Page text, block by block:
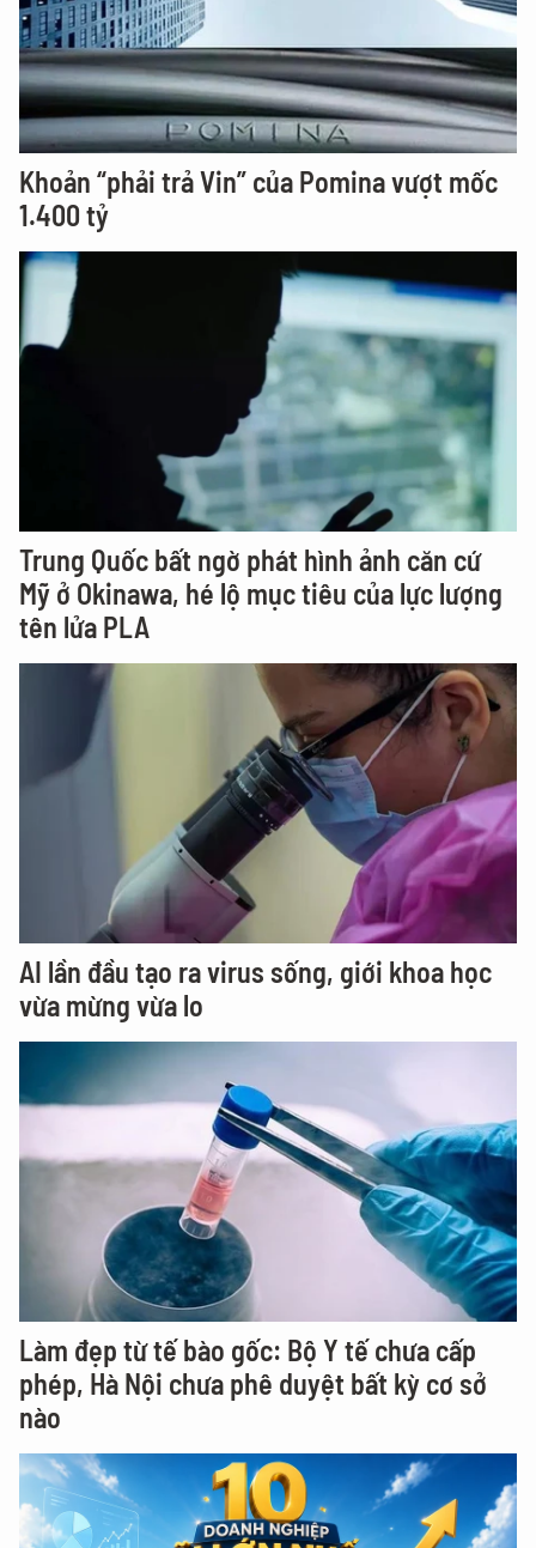
Khoản “phải trả Vin” của Pomina vượt mốc
1.400 tỷ
Trung Quốc bất ngờ phát hình ảnh căn cứ
Mỹ ở Okinawa, hé lộ mục tiêu của lực lượng
tên lửa PLA
AI lần đầu tạo ra virus sống, giới khoa học
vừa mừng vừa lo
Làm đẹp từ tế bào gốc: Bộ Y tế chưa cấp
phép, Hà Nội chưa phê duyệt bất kỳ cơ sở
nào